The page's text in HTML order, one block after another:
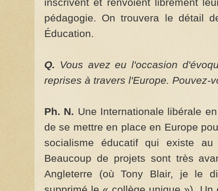
pédagogie. On trouvera le détail
Éducation.
Q. Vous avez eu l'occasion
reprises à travers l'Europe. Pouvez-
Ph. N. Une Internationale libérale
de se mettre en place en Europe
socialisme éducatif qui existe
Beaucoup de projets sont très
Angleterre (où Tony Blair, je le